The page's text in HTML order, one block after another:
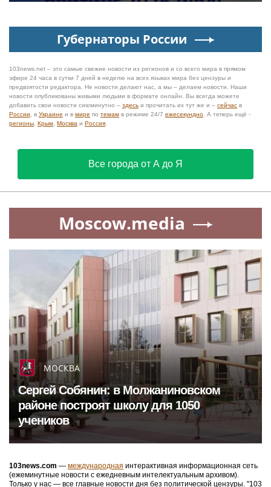
Губернаторы России
103news.net – это самые свежие новости из регионов и со всего мира в прямом
эфире 24 часа в сутки 7 дней в неделю на всех языках мира без цензуры и
предвзятости редактора. Не новости делают нас, а мы – делаем новости. Наши
новости опубликованы живыми людьми в формате онлайн. Вы всегда можете
добавить свои новости сиюминутно – здесь и прочитать их тут же и – сейчас в
России , в Украине и в мире по темам в режиме 24/7 ежесекундно . А теперь ещё -
регионы Крым Москва и Россия
Все города от А до Я
Moscow.media
МОСКВА
Сергей Собянин: в Молжаниновском
районе построят школу для 1050
учеников
103news.com — международная интерактивная информационная сеть
(ежеминутные новости с ежедневным интелектуальным архивом).
Только у нас — все главные новости дня без политической цензуры. "103